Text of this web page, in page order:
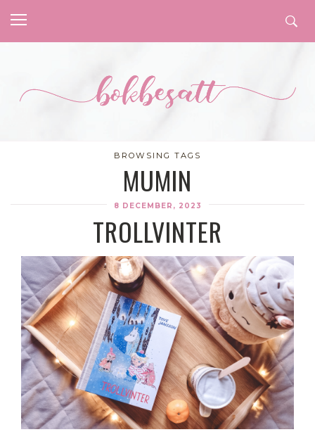
BROWSING TAGS
MUMIN
8 DECEMBER, 2023
TROLLVINTER